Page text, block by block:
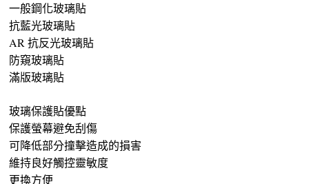
一般鋼化玻璃貼
抗藍光玻璃貼
AR 抗反光玻璃貼
防窺玻璃貼
滿版玻璃貼
玻璃保護貼優點
保護螢幕避免刮傷
可降低部分撞擊造成的損害
維持良好觸控靈敏度
更換方便